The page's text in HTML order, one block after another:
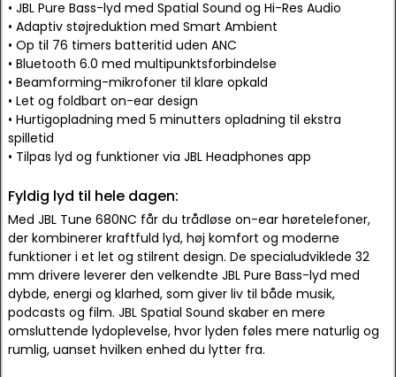
• JBL Pure Bass-lyd med Spatial Sound og Hi-Res Audio
• Adaptiv støjreduktion med Smart Ambient
• Op til 76 timers batteritid uden ANC
• Bluetooth 6.0 med multipunktsforbindelse
• Beamforming-mikrofoner til klare opkald
• Let og foldbart on-ear design
• Hurtigopladning med 5 minutters opladning til ekstra
spilletid
• Tilpas lyd og funktioner via JBL Headphones app
Fyldig lyd til hele dagen:
Med JBL Tune 680NC får du trådløse on-ear høretelefoner,
der kombinerer kraftfuld lyd, høj komfort og moderne
funktioner i et let og stilrent design. De specialudviklede 32
mm drivere leverer den velkendte JBL Pure Bass-lyd med
dybde, energi og klarhed, som giver liv til både musik,
podcasts og film. JBL Spatial Sound skaber en mere
omsluttende lydoplevelse, hvor lyden føles mere naturlig og
rumlig, uanset hvilken enhed du lytter fra.